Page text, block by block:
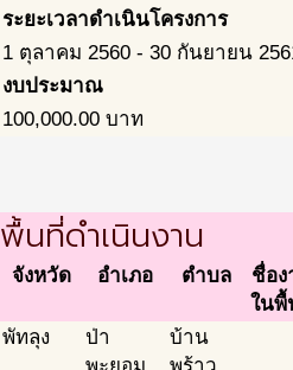
ระยะเวลาดำเนินโครงการ
1 ตุลาคม 2560 - 30 กันยายน
งบประมาณ
100,000.00 บาท
พื้นที่ดำเนินงาน
จังหวัด อำเภอ ตำบล
ชื่อง
ใน
พัทลุง
ป่า
บ้าน